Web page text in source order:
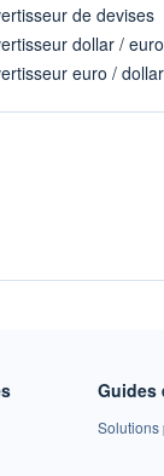
de devises
dollar / euro
euro / dollar
Guides
Solutions